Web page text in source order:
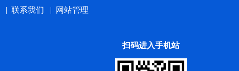
| 联系我们 | 网站管理
扫码进入手机站